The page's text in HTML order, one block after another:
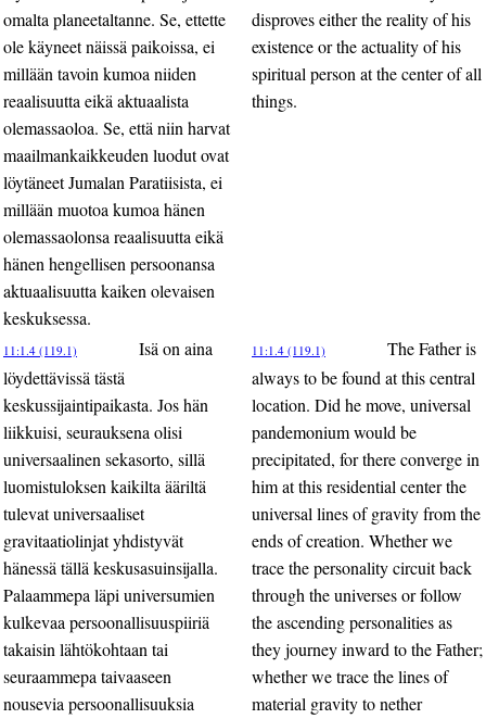
omalta planeetaltanne. Se, ettette
ole käyneet näissä paikoissa, ei
millään tavoin kumoa niiden
reaalisuutta eikä aktuaalista
olemassaoloa. Se, että niin harvat
maailmankaikkeuden luodut ovat
löytäneet Jumalan Paratiisista, ei
millään muotoa kumoa hänen
olemassaolonsa reaalisuutta eikä
hänen hengellisen persoonansa
aktuaalisuutta kaiken olevaisen
keskuksessa.
disproves either the reality of his
existence or the actuality of his
spiritual person at the center of all
things.
11:1.4 (119.1)
Isä on aina
löydettävissä tästä
keskussijaintipaikasta. Jos hän
liikkuisi, seurauksena olisi
universaalinen sekasorto, sillä
luomistuloksen kaikilta ääriltä
tulevat universaaliset
gravitaatiolinjat yhdistyvät
hänessä tällä keskusasuinsijalla.
Palaammepa läpi universumien
kulkevaa persoonallisuuspiiriä
takaisin lähtökohtaan tai
seuraammepa taivaaseen
nousevia persoonallisuuksia
11:1.4 (119.1)
The Father is
always to be found at this central
location. Did he move, universal
pandemonium would be
precipitated, for there converge in
him at this residential center the
universal lines of gravity from the
ends of creation. Whether we
trace the personality circuit back
through the universes or follow
the ascending personalities as
they journey inward to the Father;
whether we trace the lines of
material gravity to nether